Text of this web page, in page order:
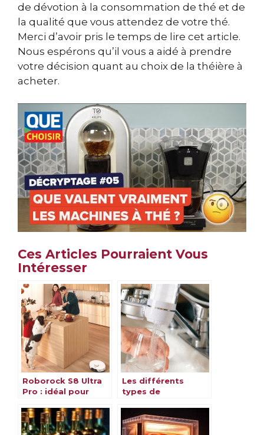
de dévotion à la consommation de thé et de
la qualité que vous attendez de votre thé.
Merci d’avoir pris le temps de lire cet article.
Nous espérons qu’il vous a aidé à prendre
votre décision quant au choix de la théière à
acheter.
Ces Articles Pourraient Vous
Intéresser
Roborock S8 Ultra
Pro : idéal pour
Les différents
types de